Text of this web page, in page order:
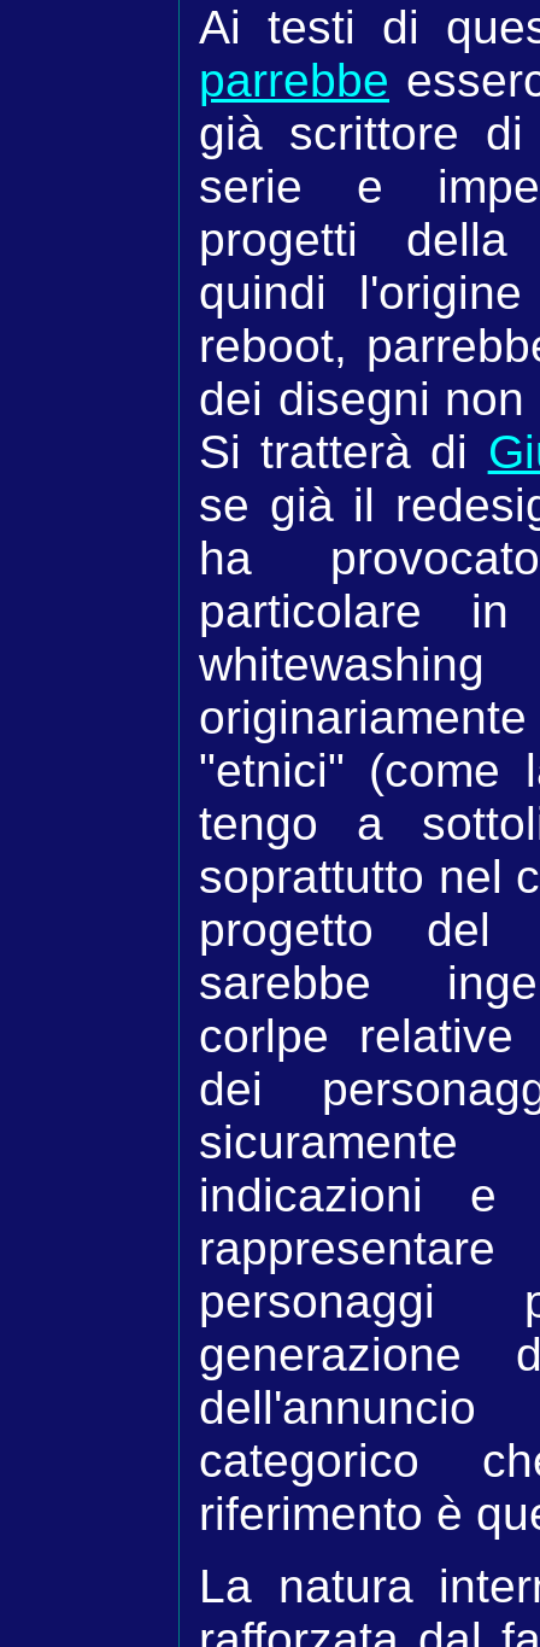
Ai testi di
parrebbe
già scrittore
serie e
progetti della
quindi
reboot,
dei disegni
Si tratterà di
se già il
ha
particolare
"etnici" (come
tengo a
soprattutto nel
progetto del
sarebbe
corlpe
dei
indicazioni e
dell'annuncio
categorico
riferimento è
La natura